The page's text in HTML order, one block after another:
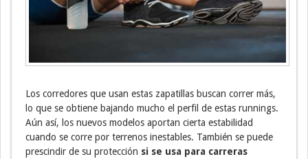
Los corredores que usan estas zapatillas buscan correr más,
lo que se obtiene bajando mucho el perfil de estas runnings.
Aún así, los nuevos modelos aportan cierta estabilidad
cuando se corre por terrenos inestables. También se puede
prescindir de su protección si se usa para carreras